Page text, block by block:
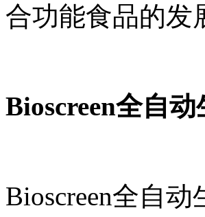
合功能食品的发
Bioscreen全自
Bioscreen全自